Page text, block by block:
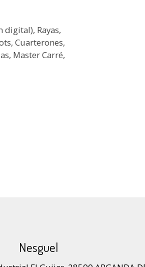
digital), Rayas,
Cuarterones,
Master Carré,
Nesguel